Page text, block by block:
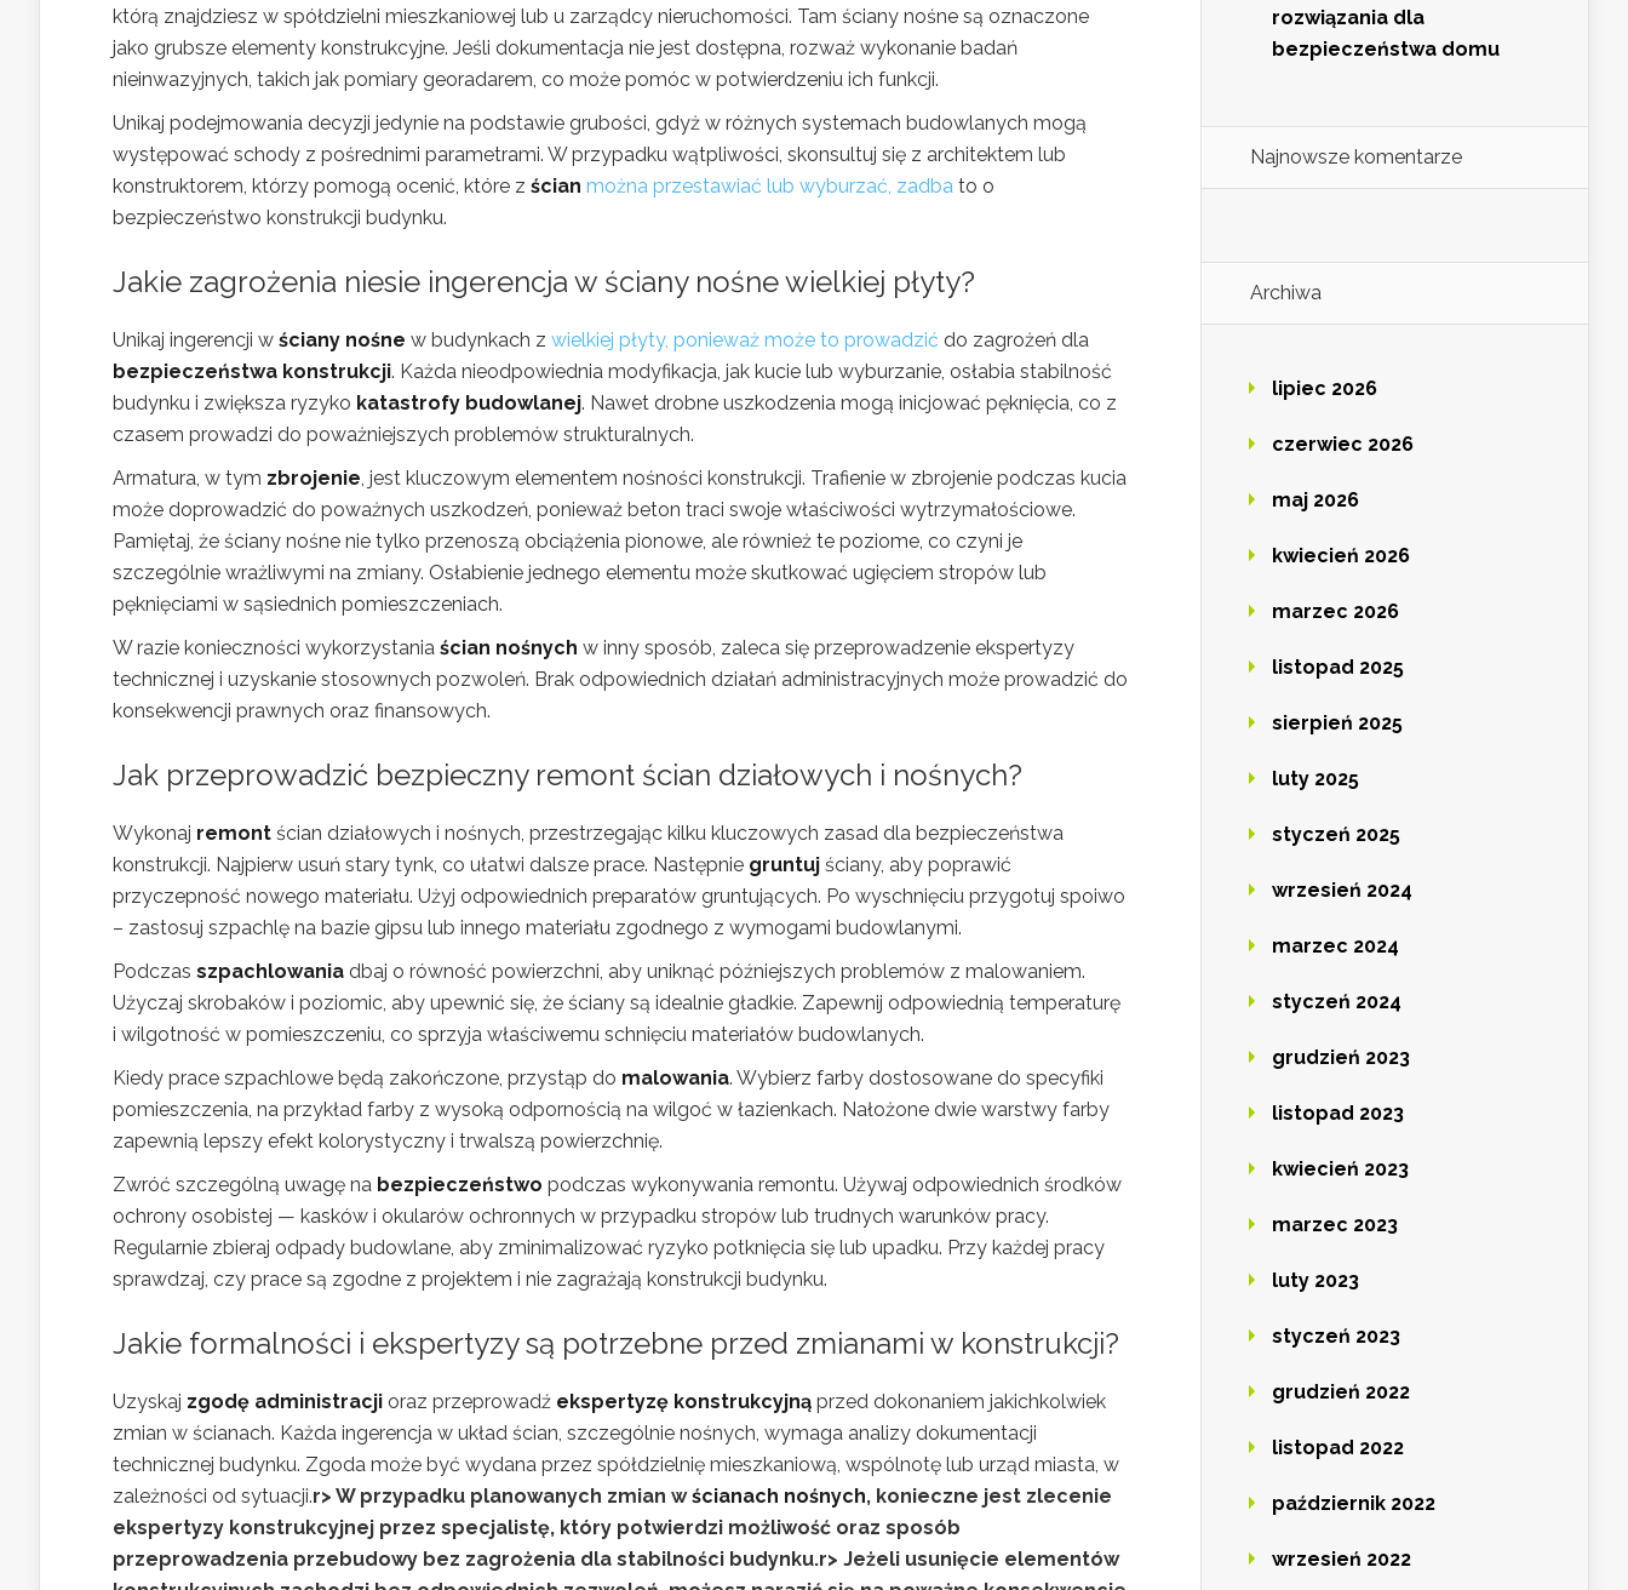
którą znajdziesz w spółdzielni mieszkaniowej lub u zarządcy nieruchomości. Tam ściany nośne są oznaczone
jako grubsze elementy konstrukcyjne. Jeśli dokumentacja nie jest dostępna, rozważ wykonanie badań
nieinwazyjnych, takich jak pomiary georadarem, co może pomóc w potwierdzeniu ich funkcji.
Unikaj podejmowania decyzji jedynie na podstawie grubości, gdyż w różnych systemach budowlanych mogą
występować schody z pośrednimi parametrami. W przypadku wątpliwości, skonsultuj się z architektem lub
konstruktorem, którzy pomogą ocenić, które z ścian można przestawiać lub wyburzać, zadba to o
bezpieczeństwo konstrukcji budynku.
Jakie zagrożenia niesie ingerencja w ściany nośne wielkiej płyty?
Unikaj ingerencji w ściany nośne w budynkach z wielkiej płyty, ponieważ może to prowadzić do zagrożeń dla
bezpieczeństwa konstrukcji. Każda nieodpowiednia modyfikacja, jak kucie lub wyburzanie, osłabia stabilność
budynku i zwiększa ryzyko katastrofy budowlanej. Nawet drobne uszkodzenia mogą inicjować pęknięcia, co z
czasem prowadzi do poważniejszych problemów strukturalnych.
Armatura, w tym zbrojenie , jest kluczowym elementem nośności konstrukcji. Trafienie w zbrojenie podczas kucia
może doprowadzić do poważnych uszkodzeń, ponieważ beton traci swoje właściwości wytrzymałościowe.
Pamiętaj, że ściany nośne nie tylko przenoszą obciążenia pionowe, ale również te poziome, co czyni je
szczególnie wrażliwymi na zmiany. Osłabienie jednego elementu może skutkować ugięciem stropów lub
pęknięciami w sąsiednich pomieszczeniach.
W razie konieczności wykorzystania ścian nośnych w inny sposób, zaleca się przeprowadzenie ekspertyzy
technicznej i uzyskanie stosownych pozwoleń. Brak odpowiednich działań administracyjnych może prowadzić do
konsekwencji prawnych oraz finansowych.
Jak przeprowadzić bezpieczny remont ścian działowych i nośnych?
Wykonaj remont ścian działowych i nośnych, przestrzegając kilku kluczowych zasad dla bezpieczeństwa
konstrukcji. Najpierw usuń stary tynk, co ułatwi dalsze prace. Następnie gruntuj ściany, aby poprawić
przyczepność nowego materiału. Użyj odpowiednich preparatów gruntujących. Po wyschnięciu przygotuj spoiwo
– zastosuj szpachlę na bazie gipsu lub innego materiału zgodnego z wymogami budowlanymi.
Podczas szpachlowania dbaj o równość powierzchni, aby uniknąć późniejszych problemów z malowaniem.
Użyczaj skrobaków i poziomic, aby upewnić się, że ściany są idealnie gładkie. Zapewnij odpowiednią temperaturę
i wilgotność w pomieszczeniu, co sprzyja właściwemu schnięciu materiałów budowlanych.
Kiedy prace szpachlowe będą zakończone, przystąp do malowania. Wybierz farby dostosowane do specyfiki
pomieszczenia, na przykład farby z wysoką odpornością na wilgoć w łazienkach. Nałożone dwie warstwy farby
zapewnią lepszy efekt kolorystyczny i trwalszą powierzchnię.
Zwróć szczególną uwagę na bezpieczeństwo podczas wykonywania remontu. Używaj odpowiednich środków
ochrony osobistej — kasków i okularów ochronnych w przypadku stropów lub trudnych warunków pracy.
Regularnie zbieraj odpady budowlane, aby zminimalizować ryzyko potknięcia się lub upadku. Przy każdej pracy
sprawdzaj, czy prace są zgodne z projektem i nie zagrażają konstrukcji budynku.
Jakie formalności i ekspertyzy są potrzebne przed zmianami w konstrukcji?
Uzyskaj zgodę administracji oraz przeprowadź ekspertyzę konstrukcyjną przed dokonaniem jakichkolwiek
zmian w ścianach. Każda ingerencja w układ ścian, szczególnie nośnych, wymaga analizy dokumentacji
technicznej budynku. Zgoda może być wydana przez spółdzielnię mieszkaniową, wspólnotę lub urząd miasta, w
zależności od sytuacji.r> W przypadku planowanych zmian wścianach nośnych, konieczne jest zlecenie
ekspertyzy konstrukcyjnej przez specjalistę, który potwierdzi możliwość oraz sposób
przeprowadzenia przebudowy bez zagrożenia dla stabilności budynku.r> Jeżeli usunięcie elementów
rozwiązania dla
bezpieczeństwa domu
Najnowsze komentarze
Archiwa
lipiec 2026
czerwiec 2026
maj 2026
kwiecień 2026
marzec 2026
listopad 2025
sierpień 2025
luty 2025
styczeń 2025
wrzesień 2024
marzec 2024
styczeń 2024
grudzień 2023
listopad 2023
kwiecień 2023
marzec 2023
luty 2023
styczeń 2023
grudzień 2022
listopad 2022
październik 2022
wrzesień 2022